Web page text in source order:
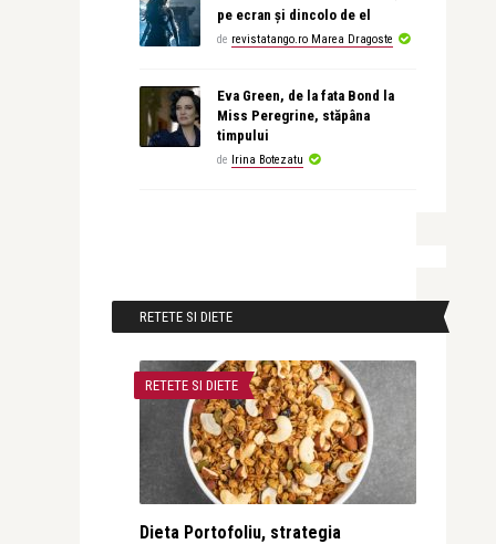
pe ecran și dincolo de el
de revistatango.ro Marea Dragoste
Eva Green, de la fata Bond la
Miss Peregrine, stăpâna
timpului
de Irina Botezatu
RETETE SI DIETE
RETETE SI DIETE
Dieta Portofoliu, strategia